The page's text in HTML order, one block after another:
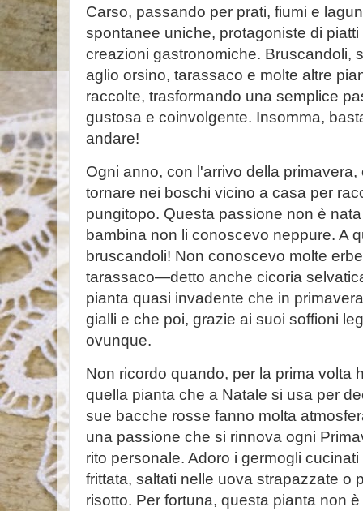
Carso, passando per prati, fiumi e
spontanee uniche, protagoniste di
creazioni gastronomiche. Bruscandoli,
aglio orsino, tarassaco e molte altre
raccolte, trasformando una semplice
gustosa e coinvolgente. Insomma,
andare!
Ogni anno, con l'arrivo della
tornare nei boschi vicino a casa per
pungitopo. Questa passione non è
bambina non li conoscevo neppure. A
bruscandoli! Non conoscevo molte
tarassaco—detto anche cicoria
pianta quasi invadente che in
gialli e che poi, grazie ai suoi soffioni
ovunque.
Non ricordo quando, per la prima volta
quella pianta che a Natale si usa per
sue bacche rosse fanno molta
una passione che si rinnova ogni
rito personale. Adoro i germogli
frittata, saltati nelle uova strapazzate o
risotto. Per fortuna, questa pianta non